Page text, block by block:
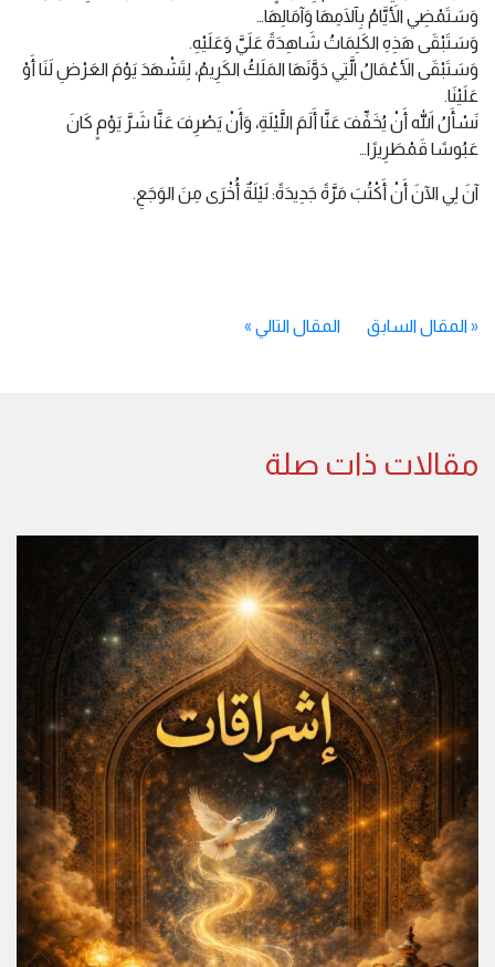
وَسَتَمْضِي الأَيَّامُ بِآلَامِهَا وَآمَالِهَا…
وَسَتَبْقَى هَذِهِ الكَلِمَاتُ شَاهِدَةً عَلَيَّ وَعَلَيْهِ.
وَسَتَبْقَى الأَعْمَالُ الَّتِي دَوَّنَهَا المَلَكُ الكَرِيمُ، لِتَشْهَدَ يَوْمَ العَرْضِ لَنَا أَوْ
عَلَيْنَا.
نَسْأَلُ اللهَ أَنْ يُخَفِّفَ عَنَّا أَلَمَ اللَّيْلَةِ، وَأَنْ يَصْرِفَ عَنَّا شَرَّ يَوْمٍ كَانَ
عَبُوسًا قَمْطَرِيرًا…
آنَ لِي الآنَ أَنْ أَكْتُبَ مَرَّةً جَدِيدَةً: لَيْلَةٌ أُخْرَى مِنَ الوَجَعِ.
«المقال السابق المقال التالي »
مقالات ذات صلة